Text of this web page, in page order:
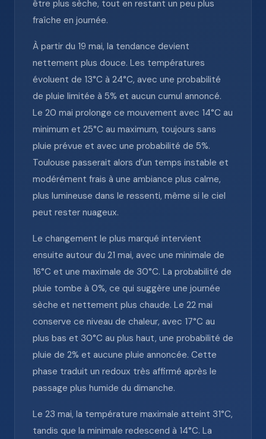
être plus sèche, tout en restant un peu plus
fraîche en journée.
À partir du 19 mai, la tendance devient
nettement plus douce. Les températures
évoluent de 13°C à 24°C, avec une probabilité
de pluie limitée à 5% et aucun cumul annoncé.
Le 20 mai prolonge ce mouvement avec 14°C au
minimum et 25°C au maximum, toujours sans
pluie prévue et avec une probabilité de 5%.
Toulouse passerait alors d’un temps instable et
modérément frais à une ambiance plus calme,
plus lumineuse dans le ressenti, même si le ciel
peut rester nuageux.
Le changement le plus marqué intervient
ensuite autour du 21 mai, avec une minimale de
16°C et une maximale de 30°C. La probabilité de
pluie tombe à 0%, ce qui suggère une journée
sèche et nettement plus chaude. Le 22 mai
conserve ce niveau de chaleur, avec 17°C au
plus bas et 30°C au plus haut, une probabilité de
pluie de 2% et aucune pluie annoncée. Cette
phase traduit un redoux très affirmé après le
passage plus humide du dimanche.
Le 23 mai, la température maximale atteint 31°C,
tandis que la minimale redescend à 14°C. La